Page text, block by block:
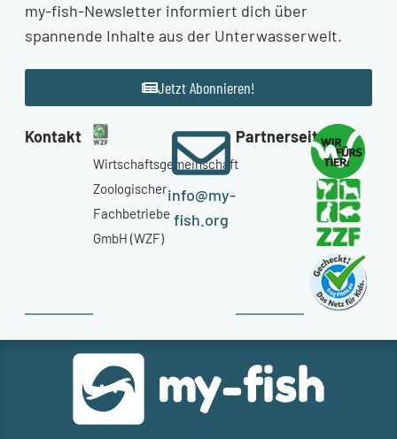
my-fish-Newsletter informiert dich über
spannende Inhalte aus der Unterwasserwelt.
Jetzt Abonnieren!
Kontakt
Wirtschaftsgemeinschaft
Zoologischer
Fachbetriebe
GmbH (WZF)
info@my-
fish.org
Partnerseiten